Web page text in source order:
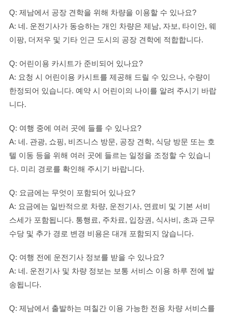
Q: 제남에서 공장 견학을 위해 차량을 이용할 수 있나요?
A: 네. 운전기사가 동승하는 개인 차량은 제남, 자보, 타이안, 웨
이팡, 더저우 및 기타 인근 도시의 공장 견학에 적합합니다.
Q: 어린이용 카시트가 준비되어 있나요?
A: 요청 시 어린이용 카시트를 제공해 드릴 수 있으나, 수량이
한정되어 있습니다. 예약 시 어린이의 나이를 알려 주시기 바랍
니다.
Q: 여행 중에 여러 곳에 들를 수 있나요?
A: 네. 관광, 쇼핑, 비즈니스 방문, 공장 견학, 식당 방문 또는 호
텔 이동 등을 위해 여러 곳에 들르는 일정을 조정할 수 있습니
다. 미리 경로를 확인해 주시기 바랍니다.
Q: 요금에는 무엇이 포함되어 있나요?
A: 요금에는 일반적으로 차량, 운전기사, 연료비 및 기본 서비
스세가 포함됩니다. 통행료, 주차료, 입장권, 식사비, 초과 근무
수당 및 추가 경로 변경 비용은 대개 포함되지 않습니다.
Q: 여행 전에 운전기사 정보를 받을 수 있나요?
A: 네. 운전기사 및 차량 정보는 보통 서비스 이용 하루 전에 발
송됩니다.
Q: 제남에서 출발하는 며칠간 이용 가능한 전용 차량 서비스를